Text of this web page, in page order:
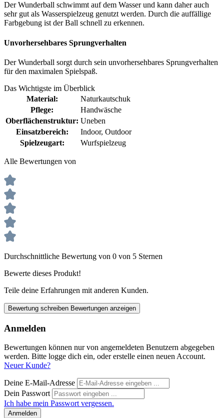
Der Wunderball schwimmt auf dem Wasser und kann daher auch
sehr gut als Wasserspielzeug genutzt werden. Durch die auffällige
Farbgebung ist der Ball schnell zu erkennen.
Unvorhersehbares Sprungverhalten
Der Wunderball sorgt durch sein unvorhersehbares Sprungverhalten
für den maximalen Spielspaß.
Das Wichtigste im Überblick
Material:
Naturkautschuk
Pflege:
Handwäsche
Oberflächenstruktur: Uneben
Einsatzbereich:
Indoor, Outdoor
Spielzeugart:
Wurfspielzeug
Alle Bewertungen von
Durchschnittliche Bewertung von 0 von 5 Sternen
Bewerte dieses Produkt!
Teile deine Erfahrungen mit anderen Kunden.
Bewertung schreiben Bewertungen anzeigen
Anmelden
Bewertungen können nur von angemeldeten Benutzern abgegeben
werden. Bitte logge dich ein, oder erstelle einen neuen Account.
Neuer Kunde?
Deine E-Mail-Adresse
Dein Passwort
Ich habe mein Passwort vergessen.
Anmelden